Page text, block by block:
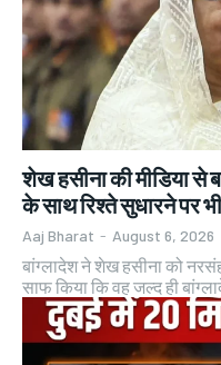
शेख हसीना की मीडिया से
के साथ रिश्ते सुधारने पर
Aaj Bharat - August 6, 2026
बांग्लादेश ने शेख हसीना को
साफ किया कि वह जल्द ही